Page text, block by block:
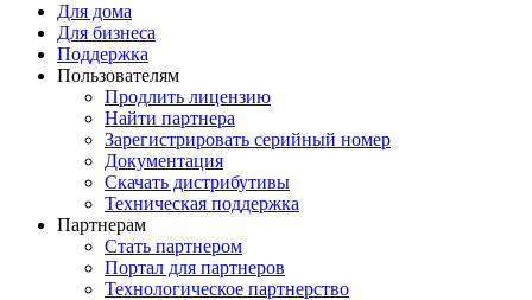
Для дома
Для бизнеса
Поддержка
Пользователям
Продлить лицензию
Найти партнера
Зарегистрировать серийный номер
Документация
Скачать дистрибутивы
Техническая поддержка
Партнерам
Стать партнером
Портал для партнеров
Технологическое партнерство